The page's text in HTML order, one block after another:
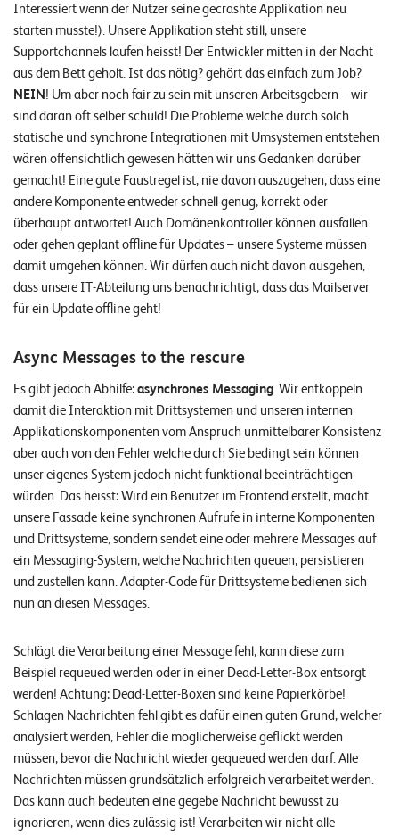
Interessiert wenn der Nutzer seine gecrashte Applikation neu
starten musste!). Unsere Applikation steht still, unsere
Supportchannels laufen heisst! Der Entwickler mitten in der Nacht
aus dem Bett geholt. Ist das nötig? gehört das einfach zum Job?
NEIN! Um aber noch fair zu sein mit unseren Arbeitsgebern – wir
sind daran oft selber schuld! Die Probleme welche durch solch
statische und synchrone Integrationen mit Umsystemen entstehen
wären offensichtlich gewesen hätten wir uns Gedanken darüber
gemacht! Eine gute Faustregel ist, nie davon auszugehen, dass eine
andere Komponente entweder schnell genug, korrekt oder
überhaupt antwortet! Auch Domänenkontroller können ausfallen
oder gehen geplant offline für Updates – unsere Systeme müssen
damit umgehen können. Wir dürfen auch nicht davon ausgehen,
dass unsere IT-Abteilung uns benachrichtigt, dass das Mailserver
für ein Update offline geht!
Async Messages to the rescure
Es gibt jedoch Abhilfe:asynchrones Messaging. Wir entkoppeln
damit die Interaktion mit Drittsystemen und unseren internen
Applikationskomponenten vom Anspruch unmittelbarer Konsistenz
aber auch von den Fehler welche durch Sie bedingt sein können
unser eigenes System jedoch nicht funktional beeinträchtigen
würden. Das heisst: Wird ein Benutzer im Frontend erstellt, macht
unsere Fassade keine synchronen Aufrufe in interne Komponenten
und Drittsysteme, sondern sendet eine oder mehrere Messages auf
ein Messaging-System, welche Nachrichten queuen, persistieren
und zustellen kann. Adapter-Code für Drittsysteme bedienen sich
nun an diesen Messages.
Schlägt die Verarbeitung einer Message fehl, kann diese zum
Beispiel requeued werden oder in einer Dead-Letter-Box entsorgt
werden! Achtung: Dead-Letter-Boxen sind keine Papierkörbe!
Schlagen Nachrichten fehl gibt es dafür einen guten Grund, welcher
analysiert werden, Fehler die möglicherweise geflickt werden
müssen, bevor die Nachricht wieder gequeued werden darf. Alle
Nachrichten müssen grundsätzlich erfolgreich verarbeitet werden.
Das kann auch bedeuten eine gegebe Nachricht bewusst zu
ignorieren, wenn dies zulässig ist! Verarbeiten wir nicht alle